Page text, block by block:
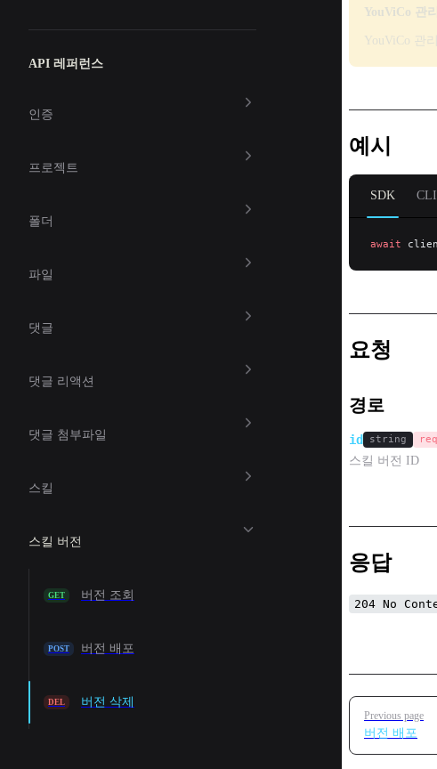
API 레퍼런스
인증
프로젝트
폴더
파일
댓글
댓글 리액션
댓글 첨부파일
스킬
스킬 버전
GET 버전 조회
POST 버전 배포
DEL 버전 삭제
YouViCo 관
YouViCo 관
예시
SDK CLI
await
요청
경로
id string
스킬 버전 ID
응답
204 No
Pager
Previous page
버전 배포